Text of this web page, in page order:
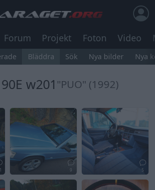
Forum Projekt Foton Video
Bläddra Sök Nya bilder Nya
w201 "PUO" (1992)
9 5